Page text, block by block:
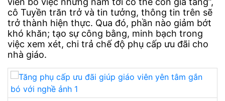
cô Tuyền trăn trở và tin tưởng, thông tin trên sẽ
trở thành hiện thực. Qua đó, phần nào giảm bớt
khó khăn; tạo sự công bằng, minh bạch trong
việc xem xét, chi trả chế độ phụ cấp ưu đãi cho
nhà giáo.